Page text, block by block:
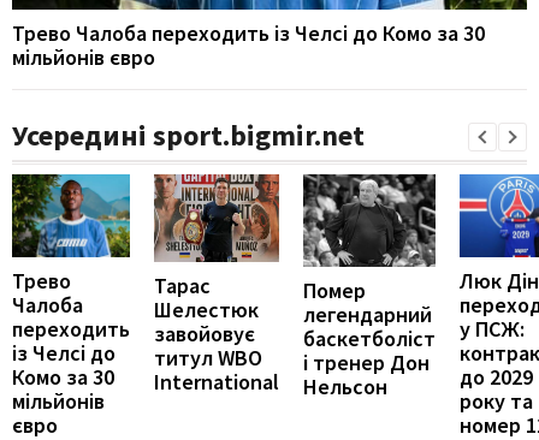
Трево Чалоба переходить із Челсі до Комо за 30
мільйонів євро
Усередині sport.bigmir.net
Трево
Чалоба
переходить
із Челсі до
Комо за 30
мільйонів
євро
Тарас
Шелестюк
завойовує
титул WBO
International
Помер
легендарний
баскетболіст
і тренер Дон
Нельсон
Люк
у ПСЖ:
до 2029
року та
номер